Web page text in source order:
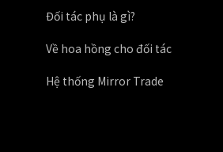
Đối tác phụ là gì?
Về hoa hồng cho đối tác
Hệ thống Mirror Trade